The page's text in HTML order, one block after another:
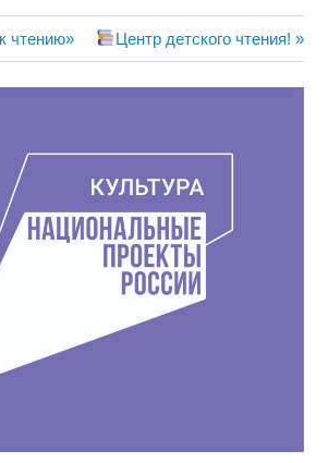
чтению»
Следующая
запись:
Центр детского чтения!